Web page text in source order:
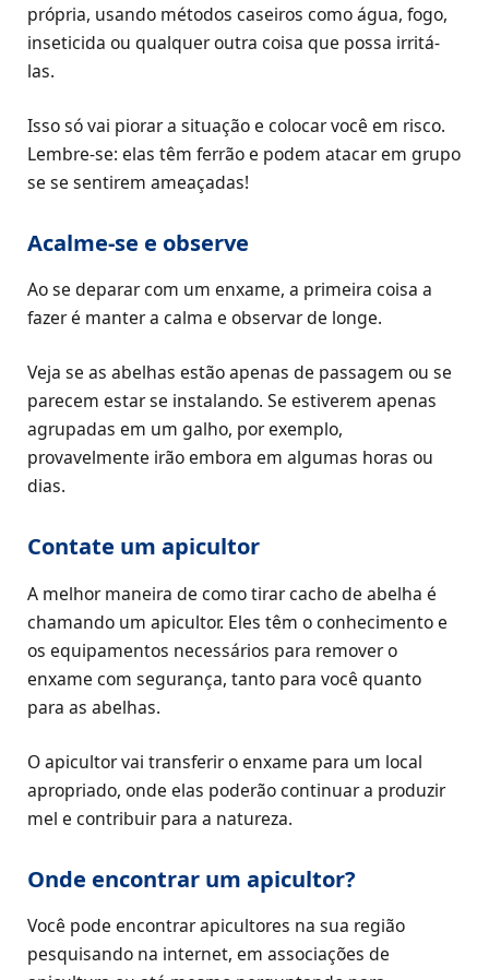
própria, usando métodos caseiros como água, fogo,
inseticida ou qualquer outra coisa que possa irritá-
las.
Isso só vai piorar a situação e colocar você em risco.
Lembre-se: elas têm ferrão e podem atacar em grupo
se se sentirem ameaçadas!
Acalme-se e observe
Ao se deparar com um enxame, a primeira coisa a
fazer é manter a calma e observar de longe.
Veja se as abelhas estão apenas de passagem ou se
parecem estar se instalando. Se estiverem apenas
agrupadas em um galho, por exemplo,
provavelmente irão embora em algumas horas ou
dias.
Contate um apicultor
A melhor maneira de como tirar cacho de abelha é
chamando um apicultor. Eles têm o conhecimento e
os equipamentos necessários para remover o
enxame com segurança, tanto para você quanto
para as abelhas.
O apicultor vai transferir o enxame para um local
apropriado, onde elas poderão continuar a produzir
mel e contribuir para a natureza.
Onde encontrar um apicultor?
Você pode encontrar apicultores na sua região
pesquisando na internet, em associações de